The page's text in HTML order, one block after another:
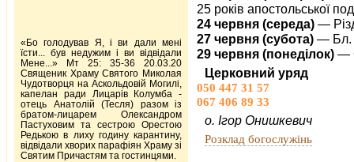
25 років апостольської
24 червня (середа) —
27 червня (субота) — Бл.
29 червня (понеділок) —
Церковний уряд
050 447 31 57
067 406 89 33
о. Ігор Онишкевич
Розклад богослужінь
«Бо голодував Я, і ви дали мені
їсти... був недужим і ви відвідали
Мене...» Мт 25: 35-36 20.03.20
Священик Храму Святого Миколая
Чудотворця на Аскольдовій Могилі,
капелан ради Лицарів Колумба -
отець Анатолій (Тесля) разом із
братом-лицарем Олександром
Пастуховим та сестрою Орестою
Редькою в лиху годину карантину,
відвідали хворих парафіян Храму зі
Святим Причастям та гостинцями.